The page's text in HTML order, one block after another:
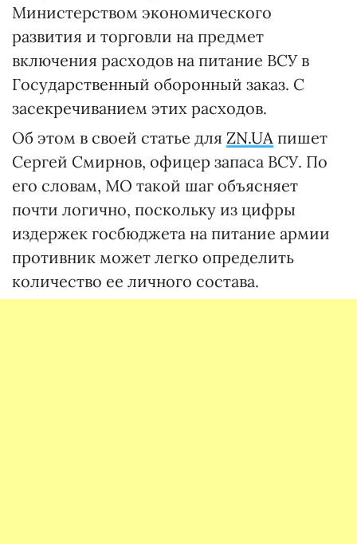
Министерством экономического
развития и торговли на предмет
включения расходов на питание ВСУ в
Государственный оборонный заказ. С
засекречиванием этих расходов.
Об этом в своей статье для ZN.UA пишет
Сергей Смирнов, офицер запаса ВСУ. По
его словам, МО такой шаг объясняет
почти логично, поскольку из цифры
издержек госбюджета на питание армии
противник может легко определить
количество ее личного состава.